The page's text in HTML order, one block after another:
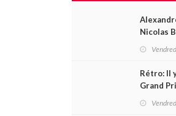
Nicolas
Canada
Rétro: Il
Grand
1976